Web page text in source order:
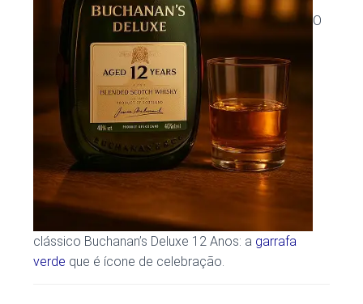
O
clássico Buchanan’s Deluxe 12 Anos: a garrafa
verde que é ícone de celebração.